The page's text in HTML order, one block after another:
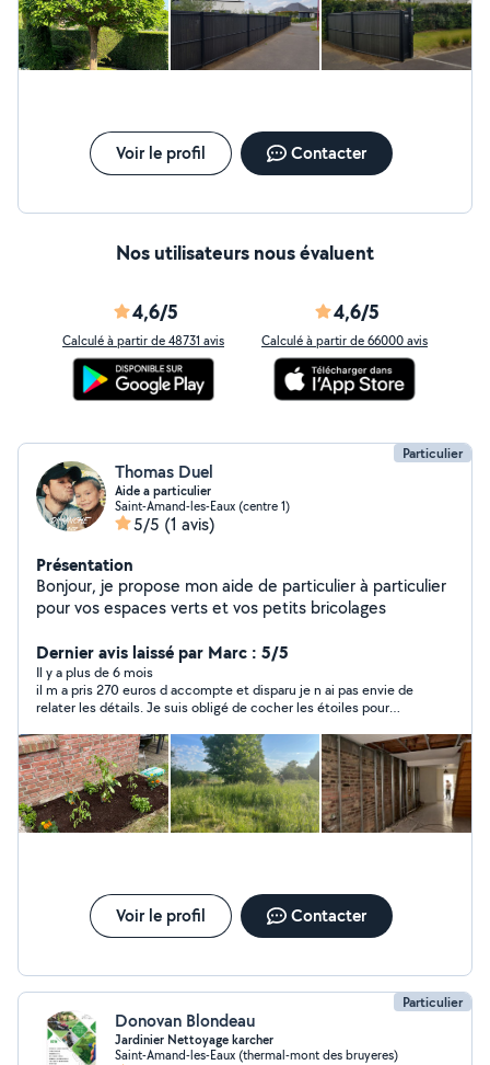
Voir le profil Contacter
Nos utilisateurs nous évaluent
4,6/5
Calculé à partir de 48731 avis
4,6/5
Calculé à partir de 66000 avis
Particulier
Thomas Duel
Aide a particulier
Saint-Amand-les-Eaux (centre 1)
5/5 (1 avis)
Présentation
Bonjour, je propose mon aide de particulier à particulier
pour vos espaces verts et vos petits bricolages
Dernier avis laissé par Marc : 5/5
Il y a plus de 6 mois
il m a pris 270 euros d accompte et disparu je n ai pas envie de
relater les détails. Je suis obligé de cocher les étoiles pour
Voir le profil Contacter
Particulier
Donovan Blondeau
Jardinier Nettoyage karcher
Saint-Amand-les-Eaux (thermal-mont des bruyeres)